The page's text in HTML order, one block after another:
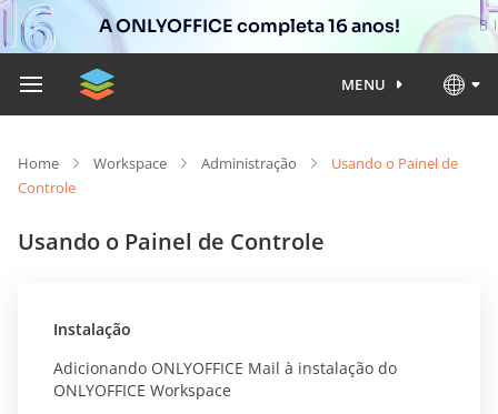
A ONLYOFFICE completa 16 anos!
MENU
Home Workspace Administração
Usando o Painel de
Controle
Usando o Painel de Controle
Instalação
Adicionando ONLYOFFICE Mail à instalação do
ONLYOFFICE Workspace